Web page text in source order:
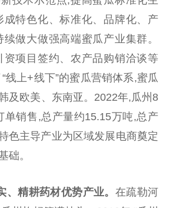
成特色化、标准化、品牌化、产
做大做强高端蜜瓜产业集群。
资项目签约、农产品购销洽谈等
线上+线下”的蜜瓜营销体系,蜜瓜
及欧美、东南亚。2022年,瓜州8
单销售,总产量约15.15万吨,总产
色主导产业为区域发展电商奠定
础。
、精耕药材优势产业。 在疏勒河